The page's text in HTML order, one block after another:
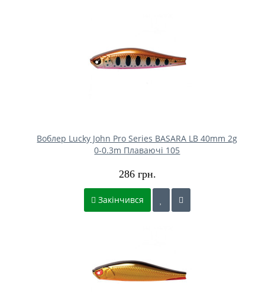
Воблер Lucky John Pro Series BASARA LB 40mm 2g
0-0.3m Плаваючі 105
286 грн.
Закінчився